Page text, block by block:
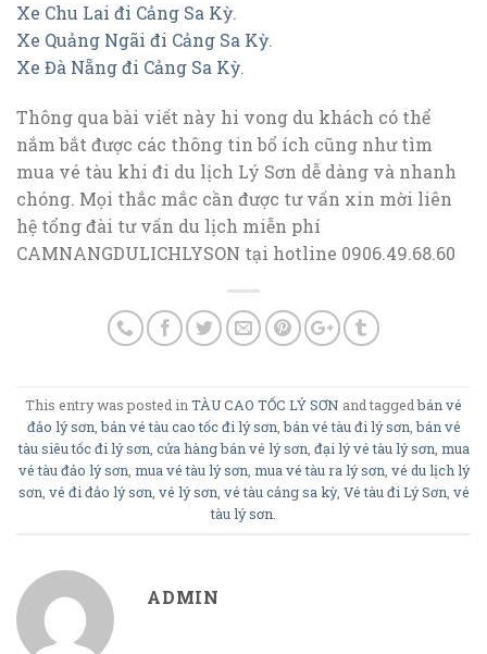
Xe Chu Lai đi Cảng Sa Kỳ.
Xe Quảng Ngãi đi Cảng Sa Kỳ.
Xe Đà Nẵng đi Cảng Sa Kỳ.
Thông qua bài viết này hi vong du khách có thể
nắm bắt được các thông tin bổ ích cũng như tìm
mua vé tàu khi đi du lịch Lý Sơn dễ dàng và nhanh
chóng. Mọi thắc mắc cần được tư vấn xin mời liên
hệ tổng đài tư vấn du lịch miễn phí
CAMNANGDULICHLYSON tại hotline 0906.49.68.60
This entry was posted inTÀU CAO TỐC LÝ SƠN and taggedbán vé
đảo lý sơn,bán vé tàu cao tốc đi lý sơn,bán vé tàu đi lý sơn,bán vé
tàu siêu tốc đi lý sơn, cửa hàng bán vé lý sơn, đại lý vé tàu lý sơn, mua
vé tàu đảo lý sơn, mua vé tàu lý sơn, mua vé tàu ra lý sơn, vé du lịch lý
sơn, vé đi đảo lý sơn, vé lý sơn, vé tàu cảng sa kỳ, Vé tàu đi Lý Sơn, vé
tàu lý sơn.
ADMIN